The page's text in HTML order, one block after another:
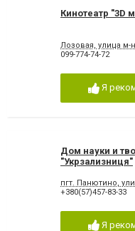
Кинотеатр "3D
Лозовая, улица м-
099-774-74-72
Я
Дом науки и
"Укрзализниця"
пгт. Панютино,
+380(57)457-83-33
Я